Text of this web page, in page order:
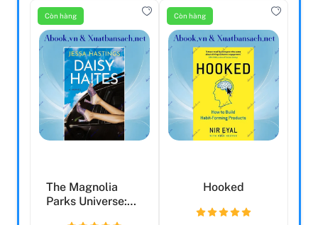
Còn hàng
The Magnolia
Parks Universe:
Còn hàng
Hooked